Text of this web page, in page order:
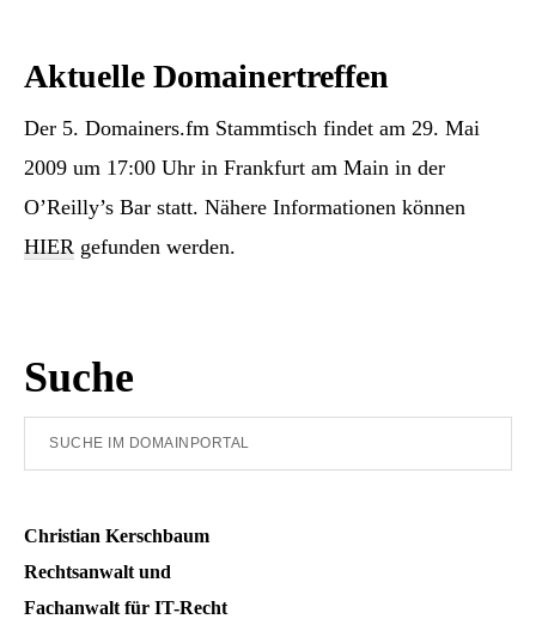
Aktuelle Domainertreffen
Der 5. Domainers.fm Stammtisch findet am 29. Mai
2009 um 17:00 Uhr in Frankfurt am Main in der
O’Reilly’s Bar statt. Nähere Informationen können
HIER gefunden werden.
Seitenspalte
Suche
Suche
im
Christian Kerschbaum
Rechtsanwalt und
Fachanwalt für IT-Recht